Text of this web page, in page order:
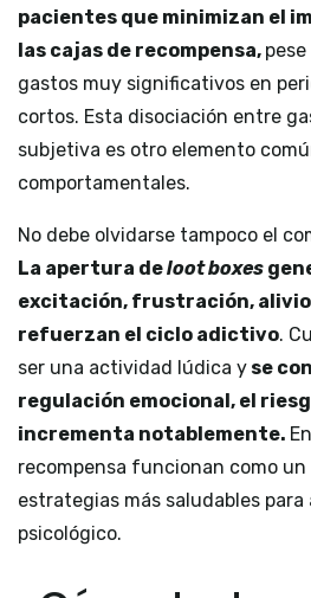
pacientes que minimizan el
las cajas de recompensa,
gastos muy significativos en
cortos. Esta disociación entre
subjetiva es otro elemento
comportamentales.
No debe olvidarse tampoco el
La apertura deloot boxes
excitación, frustración,
refuerzan el ciclo adictivo.
ser una actividad lúdica y se
regulación emocional, el
incrementa notablemente.
recompensa funcionan como
estrategias más saludables
psicológico.